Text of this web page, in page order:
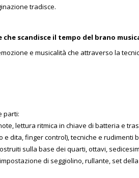
tradisce.
scandisce il tempo del brano
e musicalità che attraverso la
parti:
lettura ritmica in chiave di batteria e
e dita, finger control), tecniche e
sulla base dei quarti, ottavi,
di seggiolino, rullante, set